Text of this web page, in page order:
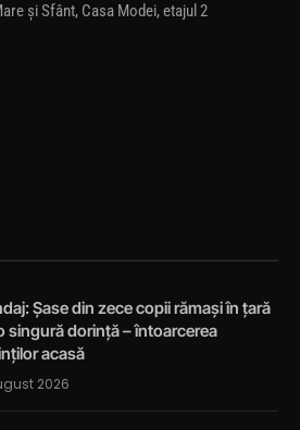
și Sfânt, Casa Modei, etajul 2
Șase din zece copii rămași în țară
singură dorință – întoarcerea
acasă
2026